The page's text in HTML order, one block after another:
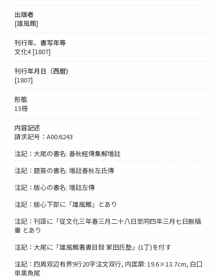
出版者
[雄風館]
刊行年、書写年等
文化4 [1807]
刊行年月日（西暦)
[1807]
形態
13冊
内容記述
請求記号：A00:6243
注記：大尾の書名: 春秋經傳集解増註
注記：題簽の書名: 増註春秋左氏傳
注記：版心の書名: 増註左傳
注記：版心下部に「雄風館」とあり
注記：刊語に「從文化三年春三月二十八日至同四年三月七日脱稿
畢 とあり
注記：大尾に「雄風館著書目録 冢田氏塾」(1丁)を付す
注記：四周双辺有界9行20字注文双行, 内匡廓: 19.6×13.7cm, 白口
単黒魚尾